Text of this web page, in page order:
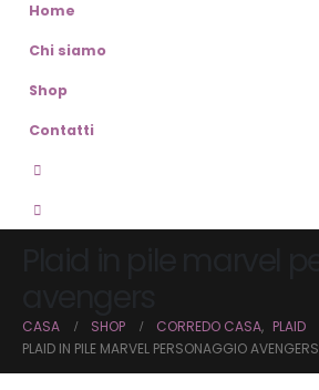
Home
Chi siamo
Shop
Contatti
CASA SHOP CORREDO CASA, PLAID
PLAID IN PILE MARVEL PERSONAGGIO AVENGERS